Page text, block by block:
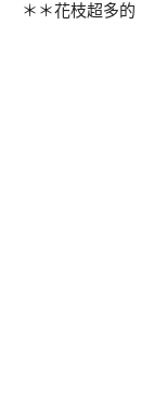
＊＊花枝超多的